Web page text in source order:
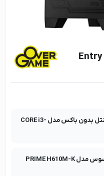
پردازنده اینتل بدون باکس مدل CORE i3-
مادربرد ایسوس مدل PRIME H610M-K